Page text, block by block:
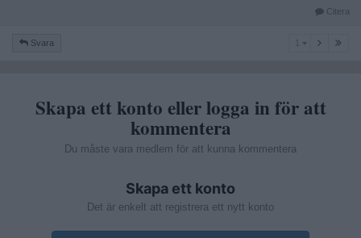
Citera
Svara
Skapa ett konto eller logga in för att
kommentera
Du måste vara medlem för att kunna kommentera
Skapa ett konto
Det är enkelt att registrera ett nytt konto